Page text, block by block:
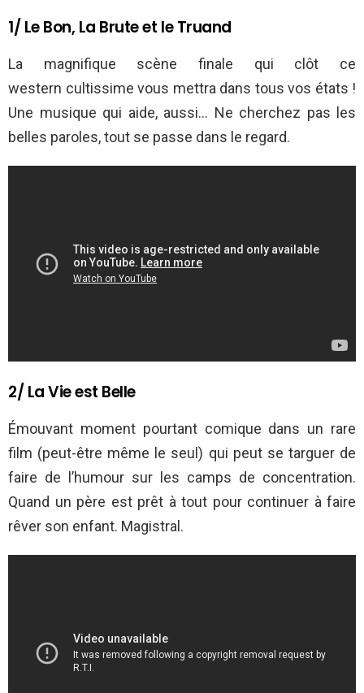
1/ Le Bon, La Brute et le Truand
La magnifique scène finale qui clôt ce
western cultissime vous mettra dans tous vos états !
Une musique qui aide, aussi… Ne cherchez pas les
belles paroles, tout se passe dans le regard.
2/ La Vie est Belle
Émouvant moment pourtant comique dans un rare
film (peut-être même le seul) qui peut se targuer de
faire de l’humour sur les camps de concentration.
Quand un père est prêt à tout pour continuer à faire
rêver son enfant. Magistral.